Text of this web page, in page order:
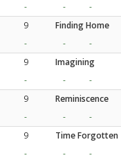
-
- -
9
Finding Home
-
- -
9
Imagining
-
- -
9
Reminiscence
-
- -
9
Time Forgotten
-
- -